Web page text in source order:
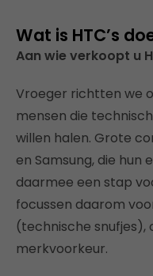
Wat is HTC’s
Aan wie verkoopt u
Vroeger richtten we
mensen die
willen halen. Grote
en Samsung, die hun
daarmee een stap
focussen daarom
(technische snufjes),
merkvoorkeur.